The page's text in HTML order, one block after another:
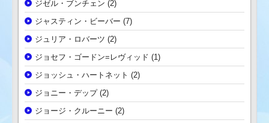
ジゼル・ブンチェン (2)
ジャスティン・ビーバー (7)
ジュリア・ロバーツ (2)
ジョセフ・ゴードン=レヴィッド (1)
ジョッシュ・ハートネット (2)
ジョニー・デップ(2)
ジョージ・クルーニー (2)